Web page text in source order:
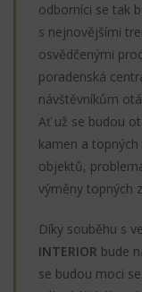
odborníci se tak
s nejnovějšími
osvědčenými
poradenská
návštěvníkům
Ať už se budou
kamen a
objektů,
výměny topných
Díky souběhu s
INTERIOR bude
se budou moci